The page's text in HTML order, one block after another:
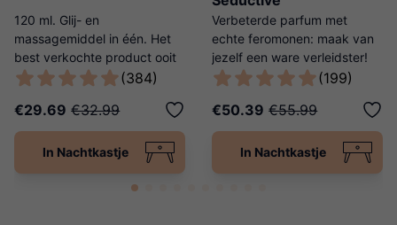
120 ml. Glij- en
massagemiddel in één. Het
best verkochte product ooit
van Ladies Night! (384)
€29.69 €32.99
In Nachtkastje
Verbeterde parfum met
echte feromonen: maak van
jezelf een ware verleidster!
(199)
€50.39 €55.99
In Nachtkastje